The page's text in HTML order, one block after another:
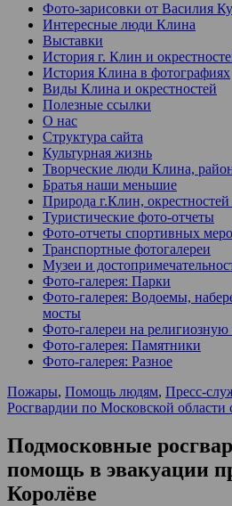
Фото-зарисовки от Василия
Интересные люди Клина
Выставки
История г. Клин и
История Клина в фотографиях
Виды Клина и окрестностей
Полезные ссылки
О нас
Структура сайта
Культурная жизнь
Творческие люди Клина,
Братья наши меньшие
Природа г.Клин,
Туристические фото-отчеты
Фото-отчеты спортивных
Транспортные фотогалереи
Музеи и
Фото-галерея: Парки
Фото-галерея: Водоемы,
мосты
Фото-галереи на религиозную
Фото-галерея: Памятники
Фото-галерея: Разное
Пожары, Помощь людям, Пресс-
Росгвардии по Московской области
Подмосковные
помощь в эвакуации
Королёве